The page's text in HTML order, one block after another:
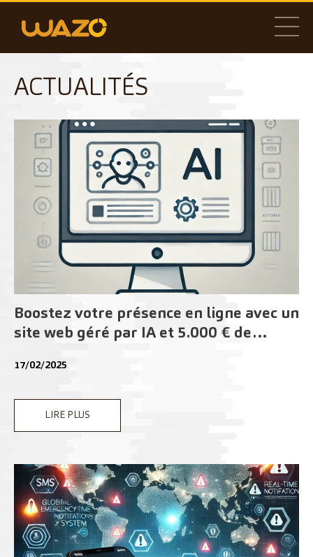
ACTUALITÉS
Boostez votre présence en ligne avec un
site web géré par IA et 5.000 € de
17/02/2025
LIRE PLUS